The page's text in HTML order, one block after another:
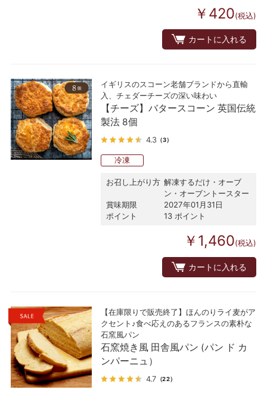
￥420(税込)
カートに入れる
イギリスのスコーン老舗ブランドから直輸
入、チェダーチーズの深い味わい
【チーズ】バタースコーン 英国伝統
製法 8個
4.3 （3）
冷凍
お召し上がり方 解凍するだけ・オーブ
ン・オーブントースター
賞味期限
2027年01月31日
ポイント
13 ポイント
￥1,460(税込)
カートに入れる
【在庫限りで販売終了】ほんのりライ麦がア
クセント♪食べ応えのあるフランスの素朴な
石窯風パン
石窯焼き風 田舎風パン (パン ド カ
ンパーニュ）
4.7 （22）